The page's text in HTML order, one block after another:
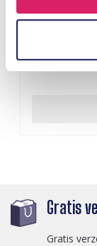
Gratis
Gratis